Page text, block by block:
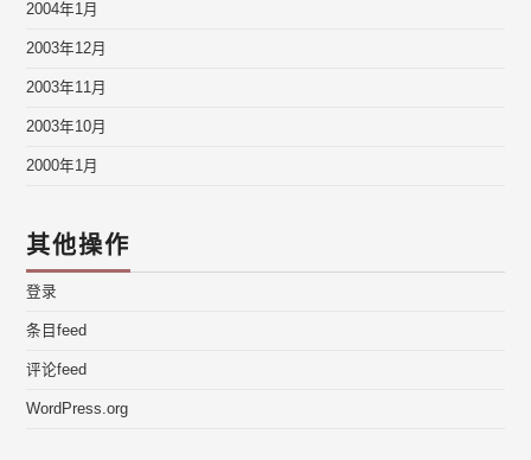
2004年1月
2003年12月
2003年11月
2003年10月
2000年1月
其他操作
登录
条目feed
评论feed
WordPress.org